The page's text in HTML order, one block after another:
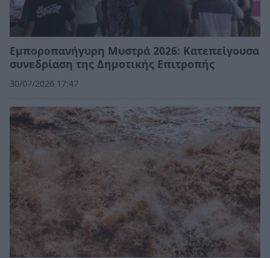
Εμποροπανήγυρη Μυστρά 2026: Κατεπείγουσα
συνεδρίαση της Δημοτικής Επιτροπής
30/07/2026 17:47